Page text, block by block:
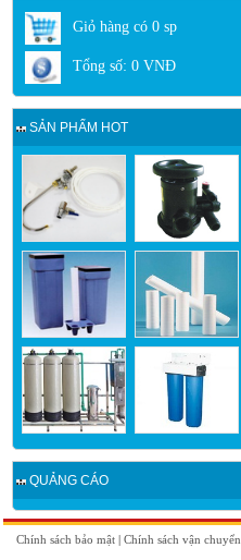
Giỏ hàng có 0 sp
Tổng số: 0 VNĐ
SẢN PHẨM HOT
QUẢNG CÁO
Chính sách bảo mật | Chính sách vận chuyển